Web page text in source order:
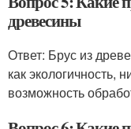
древесины
Ответ: Брус из
как экологичность,
возможность